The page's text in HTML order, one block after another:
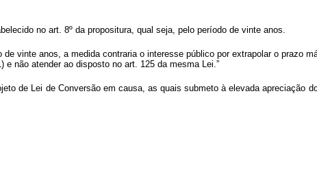
no art. 8º da propositura, qual seja, pelo período de vinte anos.
vinte anos, a medida contraria o interesse público por extrapolar o prazo
e não atender ao disposto no art. 125 da mesma Lei.”
de Lei de Conversão em causa, as quais submeto à elevada apreciação